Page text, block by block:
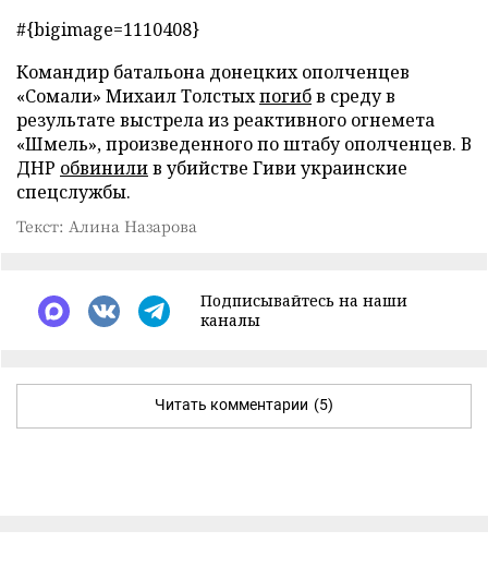
#{bigimage=1110408}
Командир батальона донецких ополченцев
«Сомали» Михаил Толстыхпогибв среду в
результате выстрела из реактивного огнемета
«Шмель», произведенного по штабу ополченцев. В
ДНР обвинилив убийстве Гиви украинские
спецслужбы.
Текст: Алина Назарова
Подписывайтесь на наши
каналы
Читать комментарии (5)